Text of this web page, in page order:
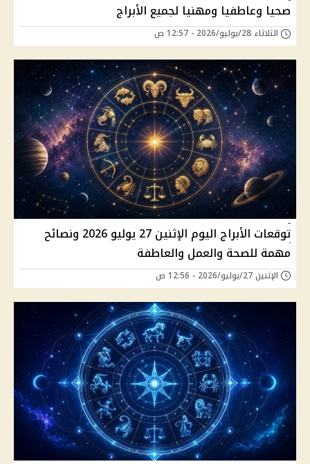
صحيا وعاطفيا ومهنيا لجميع الأبراج
الثلاثاء 28/يوليو/2026 - 12:57 ص
توقعات الأبراج اليوم الإثنين 27 يوليو 2026 ونصائح
مهمة للصحة والعمل والعاطفة
الإثنين 27/يوليو/2026 - 12:56 ص